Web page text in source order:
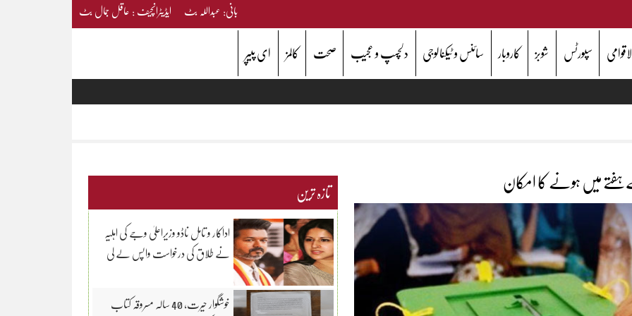
بانی: عبداللہ بٹ ایڈیٹرانچیف : عاقل جمال بٹ
سپورٹس شوبز کاروبار سائنس و ٹیکنالوجی دلچسپ و عجیب صحت کالمز ای پیپر
ہفتے میں ہونے کا امکان تازہ ترین
اداکار و تامل ناڈو وزیراعلیٰ وجے کی اہلیہ
نے طلاق کی درخواست واپس لے لی
خوشگوار حیرت، 40 سالہ مسروقہ کتاب